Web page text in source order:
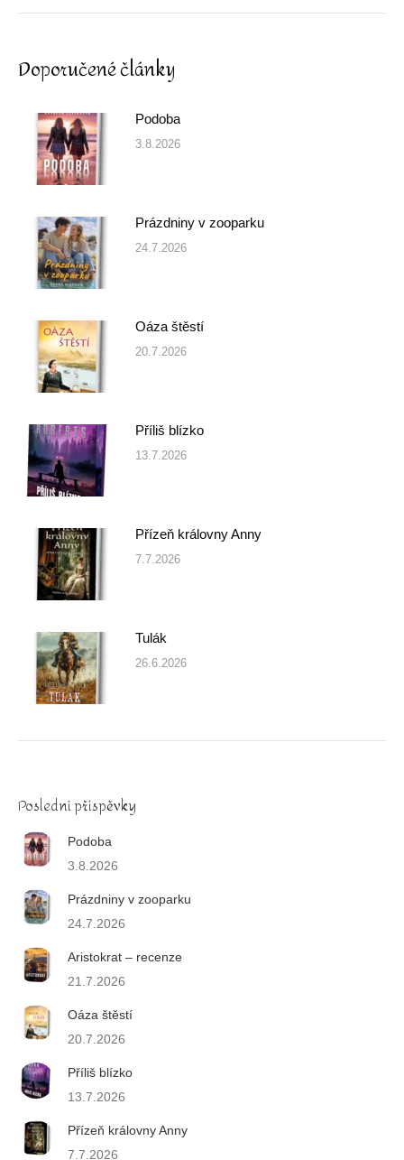
Doporučené články
Podoba
3.8.2026
Prázdniny v zooparku
24.7.2026
Oáza štěstí
20.7.2026
Příliš blízko
13.7.2026
Přízeň královny Anny
7.7.2026
Tulák
26.6.2026
Poslední příspěvky
Podoba
3.8.2026
Prázdniny v zooparku
24.7.2026
Aristokrat – recenze
21.7.2026
Oáza štěstí
20.7.2026
Příliš blízko
13.7.2026
Přízeň královny Anny
7.7.2026